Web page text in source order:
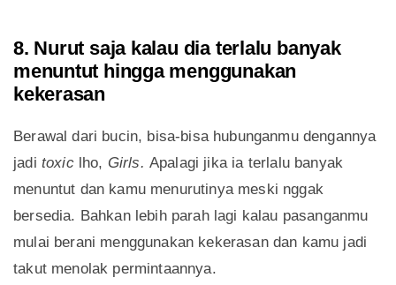
8. Nurut saja kalau dia terlalu banyak
menuntut hingga menggunakan
kekerasan
Berawal dari bucin, bisa-bisa hubunganmu dengannya
jadi toxic lho, Girls. Apalagi jika ia terlalu banyak
menuntut dan kamu menurutinya meski nggak
bersedia. Bahkan lebih parah lagi kalau pasanganmu
mulai berani menggunakan kekerasan dan kamu jadi
takut menolak permintaannya.